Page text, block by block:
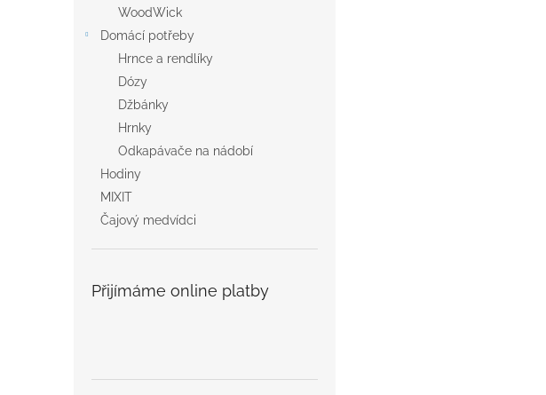
WoodWick
Domácí potřeby
Hrnce a rendlíky
Dózy
Džbánky
Hrnky
Odkapávače na nádobí
Hodiny
MIXIT
Čajový medvídci
Přijímáme online platby